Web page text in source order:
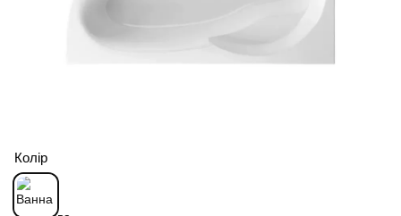
Колір